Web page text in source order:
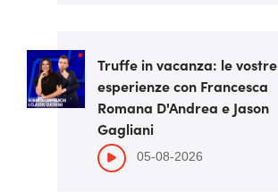
Truffe in vacanza: le vostre
esperienze con Francesca
Romana D'Andrea e Jason
Gagliani
05-08-2026